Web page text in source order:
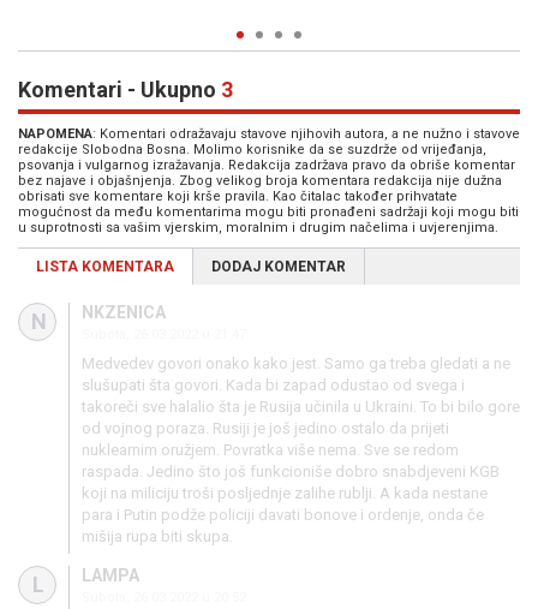
Komentari - Ukupno 3
NAPOMENA: Komentari odražavaju stavove njihovih autora, a ne nužno i stavove
redakcije Slobodna Bosna. Molimo korisnike da se suzdrže od vrijeđanja,
psovanja i vulgarnog izražavanja. Redakcija zadržava pravo da obriše komentar
bez najave i objašnjenja. Zbog velikog broja komentara redakcija nije dužna
obrisati sve komentare koji krše pravila. Kao čitalac također prihvatate
mogućnost da među komentarima mogu biti pronađeni sadržaji koji mogu biti
u suprotnosti sa vašim vjerskim, moralnim i drugim načelima i uvjerenjima.
LISTA KOMENTARA DODAJ KOMENTAR
N NKZENICA
Medvedev govori onako kako jest. Samo ga treba gledati a ne
slušupati šta govori. Kada bi zapad odustao od svega i
takoreči sve halalio šta je Rusija učinila u Ukraini. To bi bilo gore
od vojnog poraza. Rusiji je još jedino ostalo da prijeti
nuklearnim oružjem. Povratka više nema. Sve se redom
raspada. Jedino što još funkcioniše dobro snabdjeveni KGB
koji na miliciju troši posljednje zalihe rublji. A kada nestane
para i Putin podže policiji davati bonove i ordenje, onda če
mišija rupa biti skupa.
L LAMPA